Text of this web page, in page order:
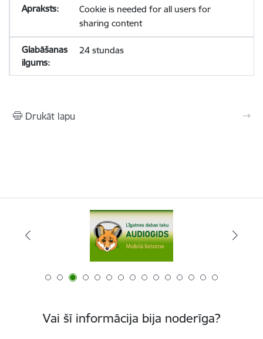
Cookie is needed for all users for
sharing content
24 stundas
Drukāt lapu
Vai šī informācija bija noderīga?